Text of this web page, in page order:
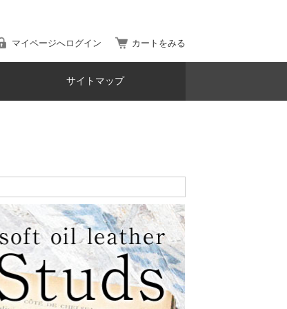
マイページへログイン カートをみる
サイトマップ